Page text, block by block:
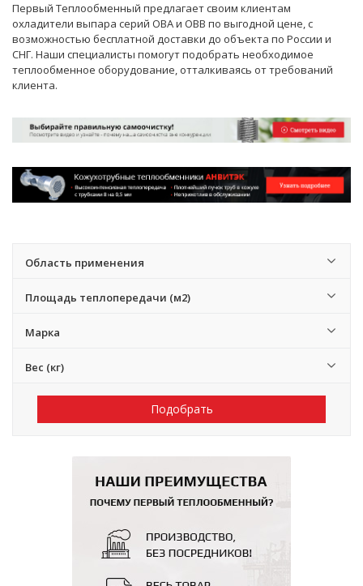
Первый Теплообменный предлагает своим клиентам
охладители выпара серий ОВА и ОВВ по выгодной цене, с
возможностью бесплатной доставки до объекта по России и
СНГ. Наши специалисты помогут подобрать необходимое
теплообменное оборудование, отталкиваясь от требований
клиента.
Область применения
Площадь теплопередачи (м2)
Марка
Вес (кг)
Подобрать